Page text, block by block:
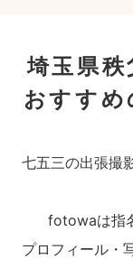
埼玉県
おすすめ
七五三の出張撮
fotowaは指
プロフィール・